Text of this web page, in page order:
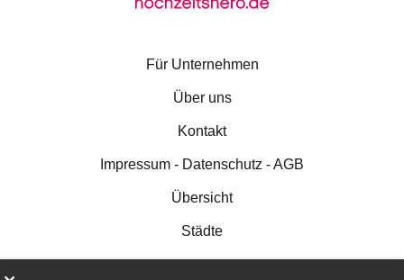
Für Unternehmen
Über uns
Kontakt
Impressum - Datenschutz - AGB
Übersicht
Städte